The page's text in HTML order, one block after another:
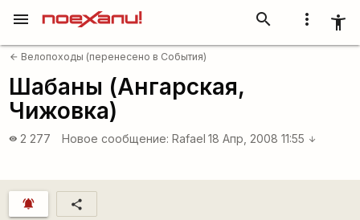
more_vert accessibility_new
search
menu
arrow_back Велопоходы (перенесено в События)
Шабаны (Ангарская,
Чижовка)
visibility 2 277 Новое сообщение: Rafael 18 Апр, 2008 11:55 arrow_downward
notifications_active share